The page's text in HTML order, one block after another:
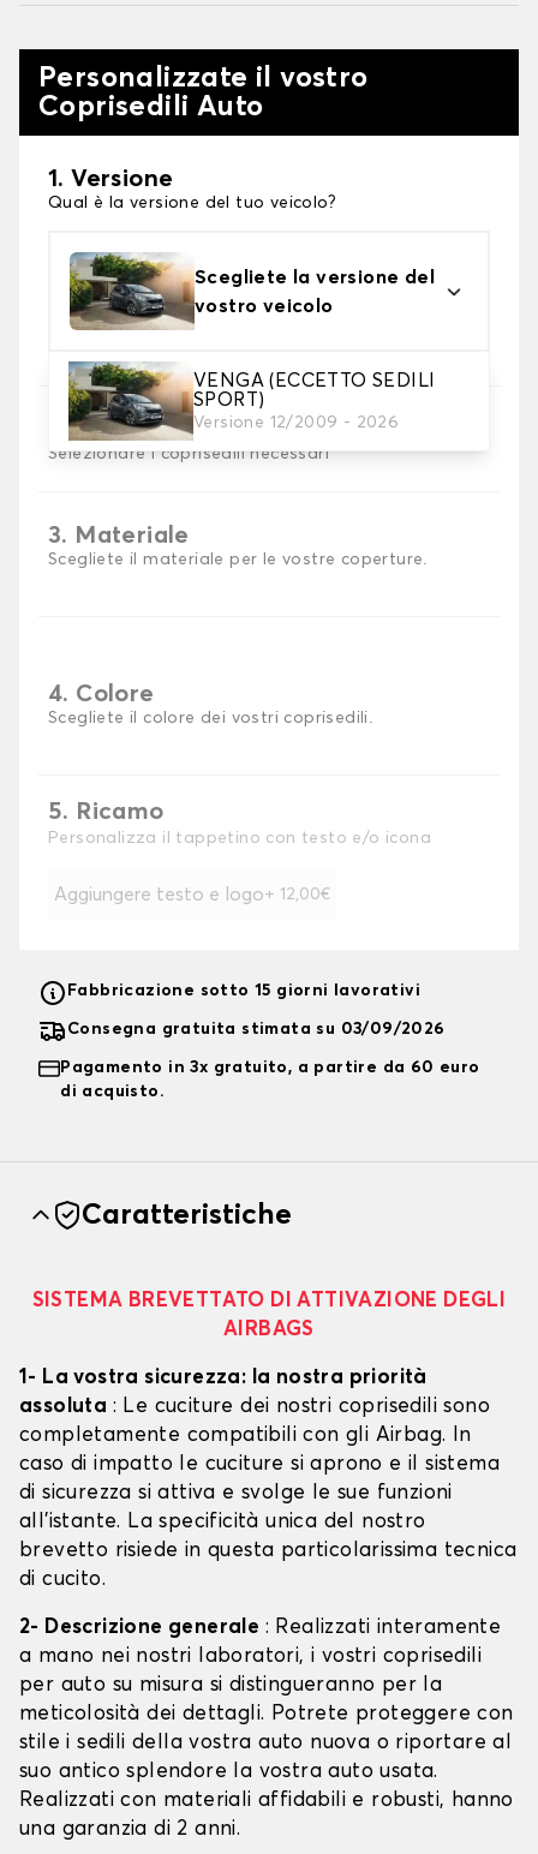
Personalizzate il vostro
Coprisedili Auto
1. Versione
Qual è la versione del tuo veicolo?
Scegliete la versione del
vostro veicolo
VENGA (ECCETTO SEDILI
SPORT)
Versione 12/2009 - 2026
2. Set di coperture
Selezionare i coprisedili necessari
3. Materiale
Scegliete il materiale per le vostre coperture.
4. Colore
Scegliete il colore dei vostri coprisedili.
5. Ricamo
Personalizza il tappetino con testo e/o icona
Aggiungere testo e logo + 12,00€
Fabbricazione sotto 15 giorni lavorativi
Consegna gratuita stimata su 03/09/2026
Pagamento in 3x gratuito, a partire da 60 euro
di acquisto.
Caratteristiche
SISTEMA BREVETTATO DI ATTIVAZIONE DEGLI
AIRBAGS
1- La vostra sicurezza: la nostra priorità
assoluta : Le cuciture dei nostri coprisedili sono
completamente compatibili con gli Airbag. In
caso di impatto le cuciture si aprono e il sistema
di sicurezza si attiva e svolge le sue funzioni
all'istante. La specificità unica del nostro
brevetto risiede in questa particolarissima tecnica
di cucito.
2- Descrizione generale : Realizzati interamente
a mano nei nostri laboratori, i vostri coprisedili
per auto su misura si distingueranno per la
meticolosità dei dettagli. Potrete proteggere con
stile i sedili della vostra auto nuova o riportare al
suo antico splendore la vostra auto usata.
Realizzati con materiali affidabili e robusti, hanno
una garanzia di 2 anni.